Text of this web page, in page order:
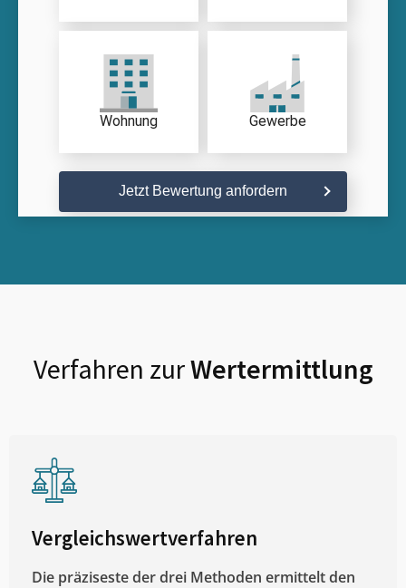
Wohnung Gewerbe
Jetzt Bewertung anfordern
Verfahren zurWertermittlung
Vergleichswertverfahren
Die präziseste der drei Methoden ermittelt den